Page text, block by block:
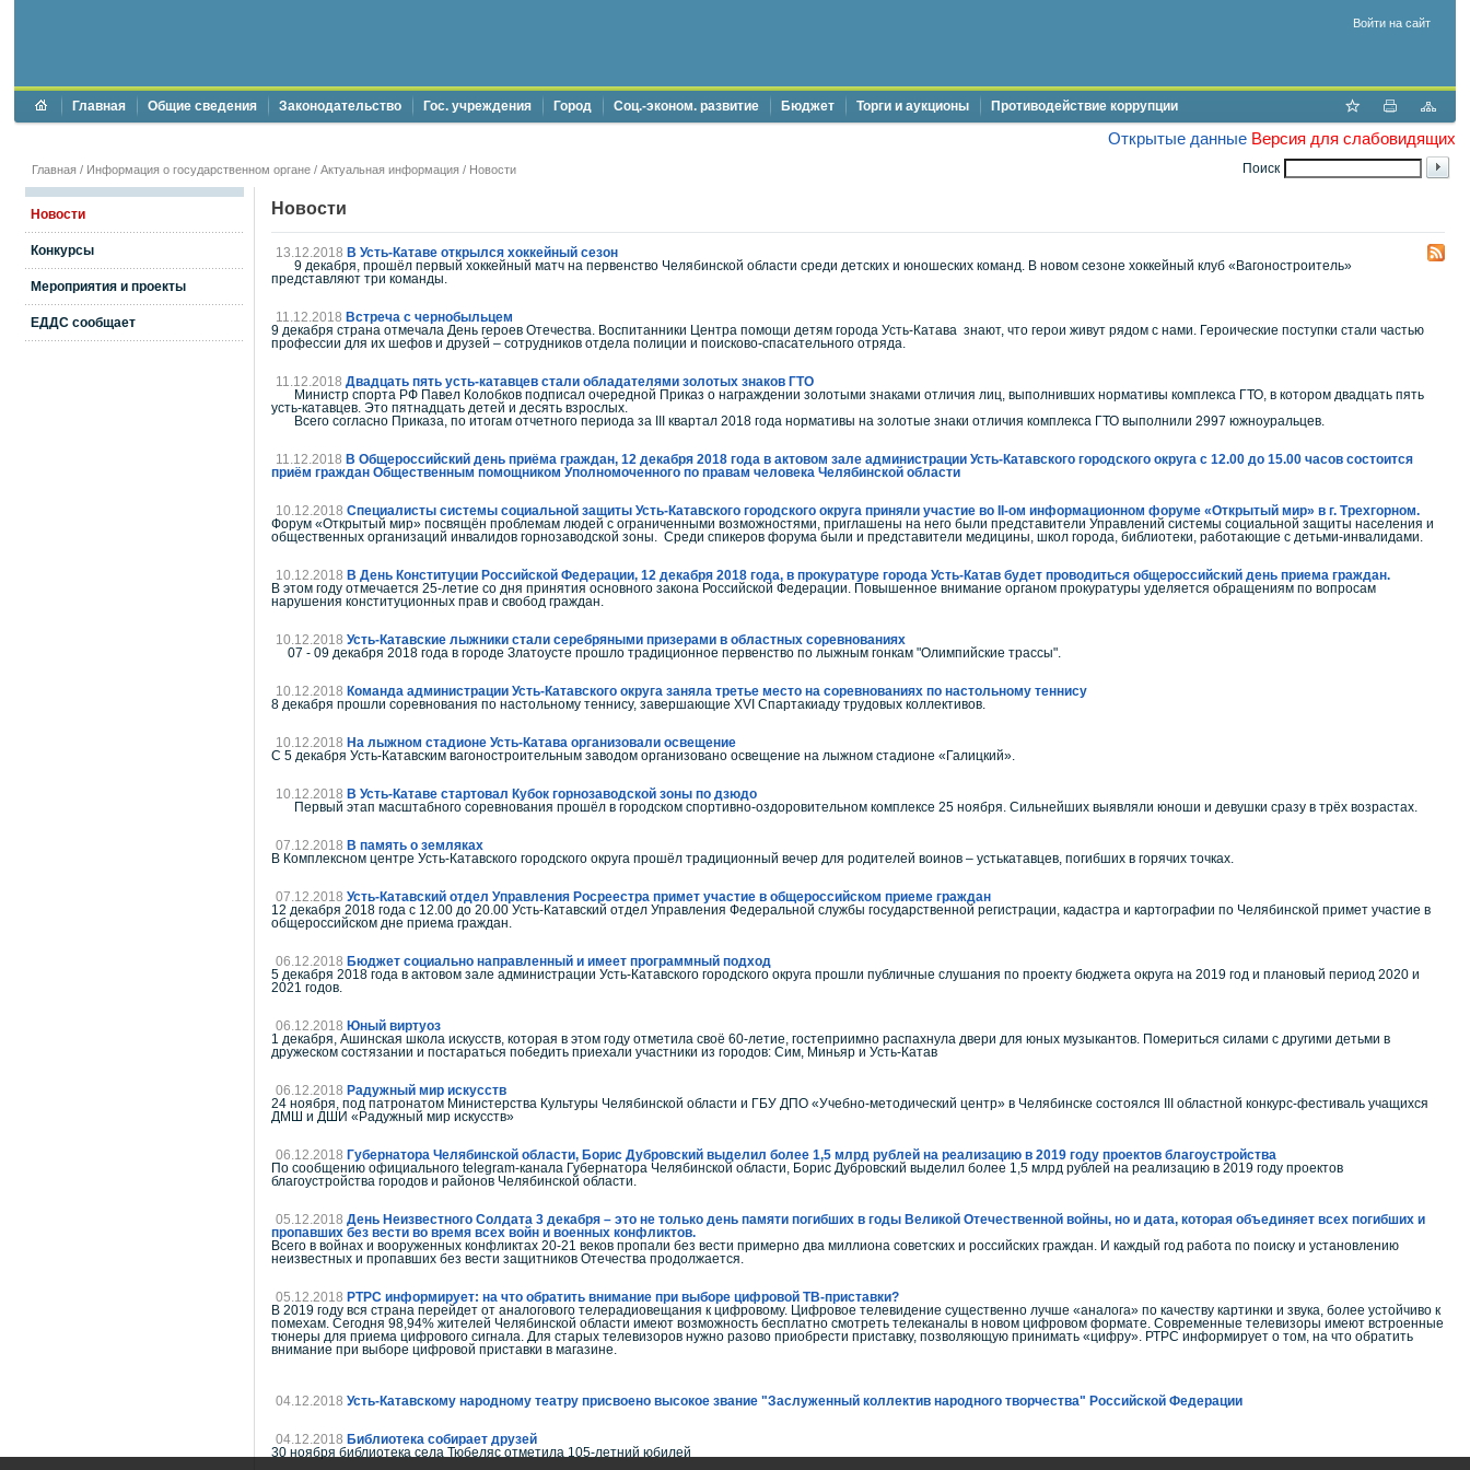
Войти на сайт
Главная Общие сведения Законодательство Гос. учреждения Город Соц.-эконом. развитие Бюджет Торги и аукционы Противодействие коррупции
Открытые данные Версия для слабовидящих
Поиск
Главная / Информация о государственном органе / Актуальная информация / Новости
Новости
Конкурсы
Мероприятия и проекты
ЕДДС сообщает
Новости
13.12.2018 В Усть-Катаве открылся хоккейный сезон
9 декабря, прошёл первый хоккейный матч на первенство Челябинской области среди детских и юношеских команд. В новом сезоне хоккейный клуб «Вагоностроитель»
представляют три команды.
11.12.2018 Встреча с чернобыльцем
9 декабря страна отмечала День героев Отечества. Воспитанники Центра помощи детям города Усть-Катава знают, что герои живут рядом с нами. Героические поступки стали частью
профессии для их шефов и друзей – сотрудников отдела полиции и поисково-спасательного отряда.
11.12.2018 Двадцать пять усть-катавцев стали обладателями золотых знаков ГТО
Министр спорта РФ Павел Колобков подписал очередной Приказ о награждении золотыми знаками отличия лиц, выполнивших нормативы комплекса ГТО, в котором двадцать пять
усть-катавцев. Это пятнадцать детей и десять взрослых.
Всего согласно Приказа, по итогам отчетного периода за III квартал 2018 года нормативы на золотые знаки отличия комплекса ГТО выполнили 2997 южноуральцев.
11.12.2018 В Общероссийский день приёма граждан, 12 декабря 2018 года в актовом зале администрации Усть-Катавского городского округа с 12.00 до 15.00 часов состоится
приём граждан Общественным помощником Уполномоченного по правам человека Челябинской области
10.12.2018 Специалисты системы социальной защиты Усть-Катавского городского округа приняли участие во II-ом информационном форуме «Открытый мир» в г. Трехгорном.
Форум «Открытый мир» посвящён проблемам людей с ограниченными возможностями, приглашены на него были представители Управлений системы социальной защиты населения и
общественных организаций инвалидов горнозаводской зоны. Среди спикеров форума были и представители медицины, школ города, библиотеки, работающие с детьми-инвалидами.
10.12.2018 В День Конституции Российской Федерации, 12 декабря 2018 года, в прокуратуре города Усть-Катав будет проводиться общероссийский день приема граждан.
В этом году отмечается 25-летие со дня принятия основного закона Российской Федерации. Повышенное внимание органом прокуратуры уделяется обращениям по вопросам
нарушения конституционных прав и свобод граждан.
10.12.2018 Усть-Катавские лыжники стали серебряными призерами в областных соревнованиях
07 - 09 декабря 2018 года в городе Златоусте прошло традиционное первенство по лыжным гонкам "Олимпийские трассы".
10.12.2018 Команда администрации Усть-Катавского округа заняла третье место на соревнованиях по настольному теннису
8 декабря прошли соревнования по настольному теннису, завершающие XVI Cпартакиаду трудовых коллективов.
10.12.2018 На лыжном стадионе Усть-Катава организовали освещение
С 5 декабря Усть-Катавским вагоностроительным заводом организовано освещение на лыжном стадионе «Галицкий».
10.12.2018 В Усть-Катаве стартовал Кубок горнозаводской зоны по дзюдо
Первый этап масштабного соревнования прошёл в городском спортивно-оздоровительном комплексе 25 ноября. Сильнейших выявляли юноши и девушки сразу в трёх возрастах.
07.12.2018 В память о земляках
В Комплексном центре Усть-Катавского городского округа прошёл традиционный вечер для родителей воинов – устькатавцев, погибших в горячих точках.
07.12.2018 Усть-Катавский отдел Управления Росреестра примет участие в общероссийском приеме граждан
12 декабря 2018 года с 12.00 до 20.00 Усть-Катавский отдел Управления Федеральной службы государственной регистрации, кадастра и картографии по Челябинской примет участие в
общероссийском дне приема граждан.
06.12.2018 Бюджет социально направленный и имеет программный подход
5 декабря 2018 года в актовом зале администрации Усть-Катавского городского округа прошли публичные слушания по проекту бюджета округа на 2019 год и плановый период 2020 и
2021 годов.
06.12.2018 Юный виртуоз
1 декабря, Ашинская школа искусств, которая в этом году отметила своё 60-летие, гостеприимно распахнула двери для юных музыкантов. Помериться силами с другими детьми в
дружеском состязании и постараться победить приехали участники из городов: Сим, Миньяр и Усть-Катав
06.12.2018 Радужный мир искусств
24 ноября, под патронатом Министерства Культуры Челябинской области и ГБУ ДПО «Учебно-методический центр» в Челябинске состоялся III областной конкурс-фестиваль учащихся
ДМШ и ДШИ «Радужный мир искусств»
06.12.2018 Губернатора Челябинской области, Борис Дубровский выделил более 1,5 млрд рублей на реализацию в 2019 году проектов благоустройства
По сообщению официального telegram-канала Губернатора Челябинской области, Борис Дубровский выделил более 1,5 млрд рублей на реализацию в 2019 году проектов
благоустройства городов и районов Челябинской области.
05.12.2018 День Неизвестного Солдата 3 декабря – это не только день памяти погибших в годы Великой Отечественной войны, но и дата, которая объединяет всех погибших и
пропавших без вести во время всех войн и военных конфликтов.
Всего в войнах и вооруженных конфликтах 20-21 веков пропали без вести примерно два миллиона советских и российских граждан. И каждый год работа по поиску и установлению
неизвестных и пропавших без вести защитников Отечества продолжается.
05.12.2018 РТРС информирует: на что обратить внимание при выборе цифровой ТВ-приставки?
В 2019 году вся страна перейдет от аналогового телерадиовещания к цифровому. Цифровое телевидение существенно лучше «аналога» по качеству картинки и звука, более устойчиво к
помехам. Сегодня 98,94% жителей Челябинской области имеют возможность бесплатно смотреть телеканалы в новом цифровом формате. Современные телевизоры имеют встроенные
тюнеры для приема цифрового сигнала. Для старых телевизоров нужно разово приобрести приставку, позволяющую принимать «цифру». РТРС информирует о том, на что обратить
внимание при выборе цифровой приставки в магазине.
04.12.2018 Усть-Катавскому народному театру присвоено высокое звание "Заслуженный коллектив народного творчества" Российской Федерации
04.12.2018 Библиотека собирает друзей
30 ноября библиотека села Тюбеляс отметила 105-летний юбилей